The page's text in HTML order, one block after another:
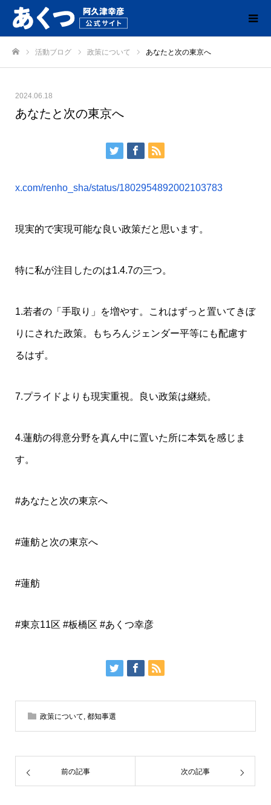
活動ブログ 政策について あなたと次の東京へ
2024.06.18
あなたと次の東京へ
x.com/renho_sha/status/1802954892002103783
現実的で実現可能な良い政策だと思います。
特に私が注目したのは1.4.7の三つ。
1.若者の「手取り」を増やす。これはずっと置いてきぼ
りにされた政策。もちろんジェンダー平等にも配慮す
るはず。
7.プライドよりも現実重視。良い政策は継続。
4.蓮舫の得意分野を真ん中に置いた所に本気を感じま
す。
#あなたと次の東京へ
#蓮舫と次の東京へ
#蓮舫
#東京11区 #板橋区 #あくつ幸彦
政策について, 都知事選
前の記事 次の記事